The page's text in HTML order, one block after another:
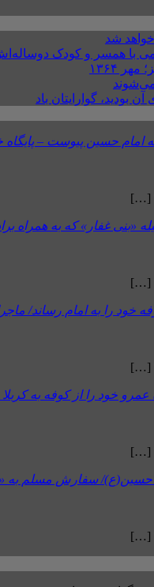
شد
با همسر و کودک
۱۳۶۴
گوارایتان باد
امام حسین پیوست – پایگاه
«بنی غفار» که به همراه
خود را به امام رساند/
خود را از کوفه به کربلا
حسین(ع)/ سفارش مسلم به